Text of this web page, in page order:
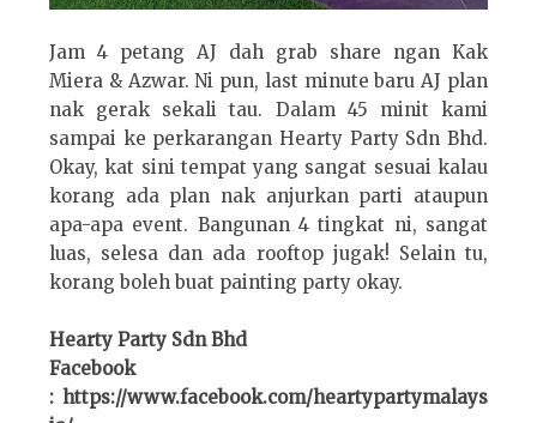
Jam 4 petang AJ dah grab share ngan Kak
Miera & Azwar. Ni pun, last minute baru AJ plan
nak gerak sekali tau. Dalam 45 minit kami
sampai ke perkarangan Hearty Party Sdn Bhd.
Okay, kat sini tempat yang sangat sesuai kalau
korang ada plan nak anjurkan parti ataupun
apa-apa event. Bangunan 4 tingkat ni, sangat
luas, selesa dan ada rooftop jugak! Selain tu,
korang boleh buat painting party okay.
Hearty Party Sdn Bhd
Facebook
: https://www.facebook.com/heartypartymalays